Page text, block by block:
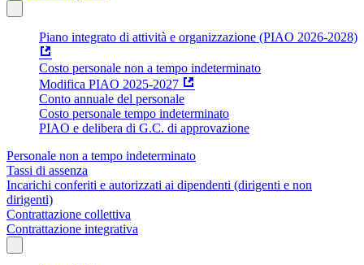
Piano integrato di attività e organizzazione (PIAO 2026-2028)
Costo personale non a tempo indeterminato
Modifica PIAO 2025-2027
Conto annuale del personale
Costo personale tempo indeterminato
PIAO e delibera di G.C. di approvazione
Personale non a tempo indeterminato
Tassi di assenza
Incarichi conferiti e autorizzati ai dipendenti (dirigenti e non
dirigenti)
Contrattazione collettiva
Contrattazione integrativa